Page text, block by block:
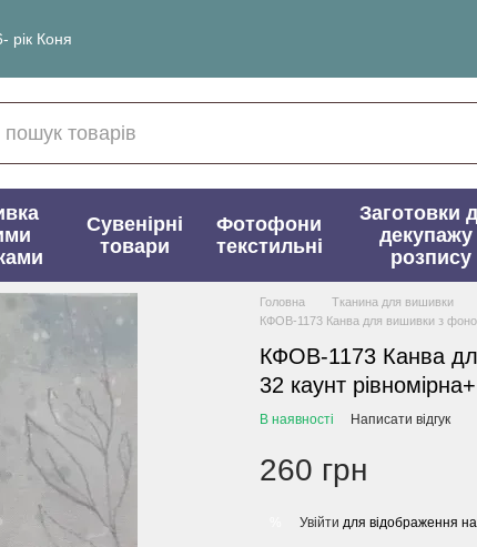
рік Коня
Сувенірні
товари
Фотофони
текстильні
Заготовки
декупажу
розпису
Головна Тканина для вишивки
КФОВ-1173 Канва для вишивки з
КФОВ-1173 Канва
32 каунт
В наявності Написати відгук
260 грн
Увійти для відображення